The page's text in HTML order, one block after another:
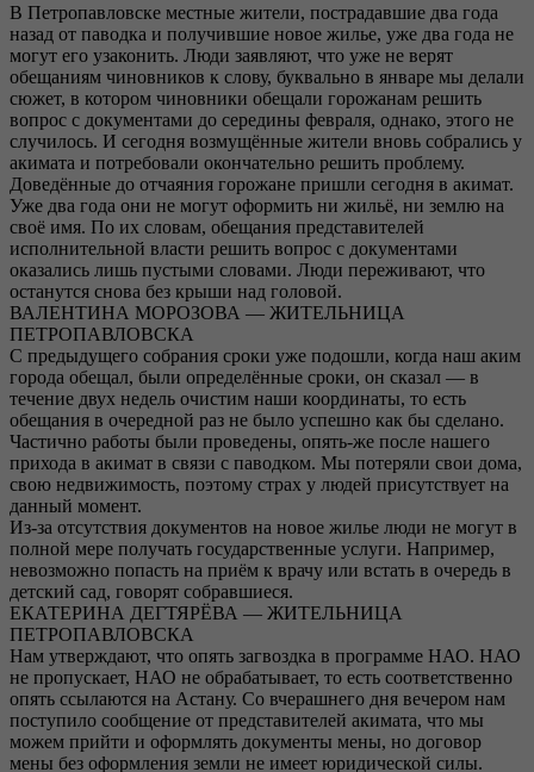
В Петропавловске местные жители, пострадавшие два года
назад от паводка и получившие новое жилье, уже два года не
могут его узаконить. Люди заявляют, что уже не верят
обещаниям чиновников к слову, буквально в январе мы делали
сюжет, в котором чиновники обещали горожанам решить
вопрос с документами до середины февраля, однако, этого не
случилось. И сегодня возмущённые жители вновь собрались у
акимата и потребовали окончательно решить проблему.
Доведённые до отчаяния горожане пришли сегодня в акимат.
Уже два года они не могут оформить ни жильё, ни землю на
своё имя. По их словам, обещания представителей
исполнительной власти решить вопрос с документами
оказались лишь пустыми словами. Люди переживают, что
останутся снова без крыши над головой.
ВАЛЕНТИНА МОРОЗОВА — ЖИТЕЛЬНИЦА
ПЕТРОПАВЛОВСКА
С предыдущего собрания сроки уже подошли, когда наш аким
города обещал, были определённые сроки, он сказал — в
течение двух недель очистим наши координаты, то есть
обещания в очередной раз не было успешно как бы сделано.
Частично работы были проведены, опять-же после нашего
прихода в акимат в связи с паводком. Мы потеряли свои дома,
свою недвижимость, поэтому страх у людей присутствует на
данный момент.
Из-за отсутствия документов на новое жилье люди не могут в
полной мере получать государственные услуги. Например,
невозможно попасть на приём к врачу или встать в очередь в
детский сад, говорят собравшиеся.
ЕКАТЕРИНА ДЕГТЯРЁВА — ЖИТЕЛЬНИЦА
ПЕТРОПАВЛОВСКА
Нам утверждают, что опять загвоздка в программе НАО. НАО
не пропускает, НАО не обрабатывает, то есть соответственно
опять ссылаются на Астану. Со вчерашнего дня вечером нам
поступило сообщение от представителей акимата, что мы
можем прийти и оформлять документы мены, но договор
мены без оформления земли не имеет юридической силы.